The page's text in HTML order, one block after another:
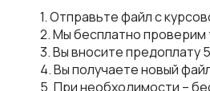
1. Отправьте файл с
2. Мы бесплатно проверим
3. Вы вносите предоплату
4. Вы получаете новый
5. При необходимости –